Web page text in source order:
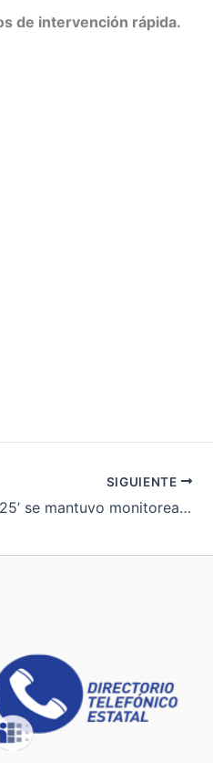
de intervención rápida.
SIGUIENTE
Operativo de Carnaval ‘Guardianes 2025’ se mantuvo monitoreando todas las incidencias del lunes de Carnaval